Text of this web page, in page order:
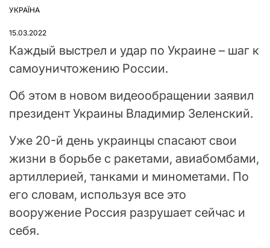
ОПУБЛІКУВАТИ
УКРАЇНА
15.03.2022
Каждый выстрел и удар по Украине – шаг к
самоуничтожению России.
Об этом в новом видеообращении заявил
президент Украины Владимир Зеленский.
Уже 20-й день украинцы спасают свои
жизни в борьбе с ракетами, авиабомбами,
артиллерией, танками и минометами. По
его словам, используя все это
вооружение Россия разрушает сейчас и
себя.